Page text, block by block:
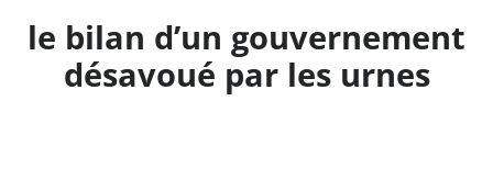
le bilan d’un gouvernement
désavoué par les urnes